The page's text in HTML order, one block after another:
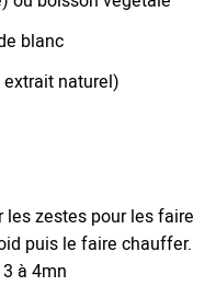
blanc
extrait naturel)
zestes pour les faire
puis le faire chauffer.
à 4mn